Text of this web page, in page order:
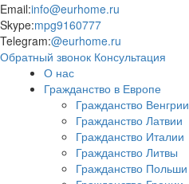
Email:info@eurhome.ru
Skype:mpg9160777
Telegram:@eurhome.ru
Обратный звонок Консультация
О нас
Гражданство в Европе
Гражданство Венгрии
Гражданство Латвии
Гражданство Италии
Гражданство Литвы
Гражданство Польши